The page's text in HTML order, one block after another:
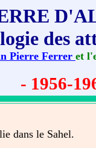
des
Pierre Ferrer et
- 1956-
dans le Sahel.